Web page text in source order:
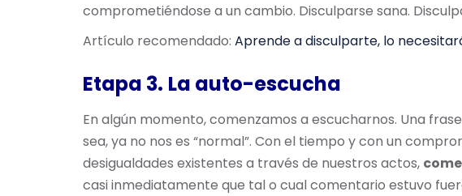
comprometiéndose a un cambio. Disculparse sana.
Artículo recomendado: Aprende a disculparte, lo
Etapa 3. La auto-escucha
En algún momento, comenzamos a escucharnos. Una
sea, ya no nos es “normal”. Con el tiempo y con un
desigualdades existentes a través de nuestros actos,
casi inmediatamente que tal o cual comentario estuvo